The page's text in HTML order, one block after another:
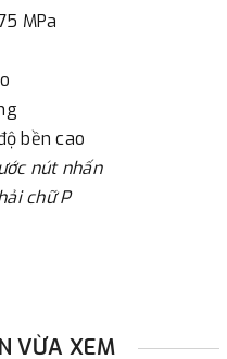
MPa
bền cao
nút nhấn
chữ P
VỪA XEM